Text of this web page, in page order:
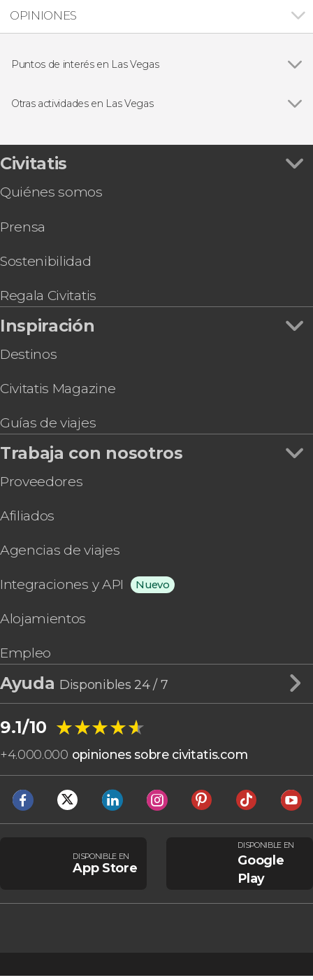
OPINIONES
Puntos de interés en Las Vegas
Strip de Las vegas
Otras actividades en Las Vegas
Vegas
Free tour por Las Vegas
Entrada a The Strat Tower Observation Deck
Paseo privado en limusina por Las Vegas +
Entrada al Madame Tussauds de Las Vegas
Cañón Bryce y Grand Teton
Tour en kayak por la Cueva Esmeralda
Tour nocturno en autobús descapotable
Civitatis
Quiénes somos
Prensa
Sostenibilidad
Regala Civitatis
Inspiración
Destinos
Civitatis Magazine
Guías de viajes
Trabaja con nosotros
Proveedores
Afiliados
Agencias de viajes
Integraciones y API Nuevo
Alojamientos
Empleo
Ayuda Disponibles 24 / 7
9.1/10 ★★★★★
★★★★★
+4.000.000 opiniones sobre civitatis.com
DISPONIBLE EN
App Store
DISPONIBLE EN
Google
Play